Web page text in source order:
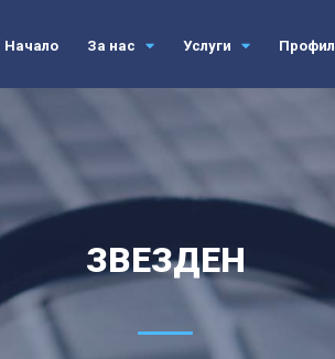
Начало За нас Услуги Профил
ЗВЕЗДЕН